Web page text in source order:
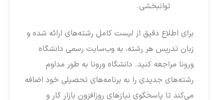
توانبخشی.
برای اطلاع دقیق از لیست کامل رشته‌های ارائه شده و
زبان تدریس هر رشته، به وب‌سایت رسمی دانشگاه
ورونا مراجعه کنید. دانشگاه ورونا به طور مداوم
رشته‌های جدیدی را به برنامه‌های تحصیلی خود اضافه
می‌کند تا پاسخگوی نیازهای روزافزون بازار کار و